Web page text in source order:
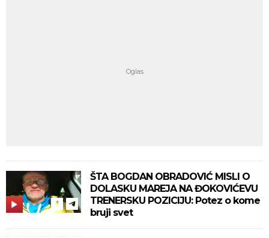
ŠTA BOGDAN OBRADOVIĆ MISLI O
DOLASKU MAREJA NA ĐOKOVIĆEVU
TRENERSKU POZICIJU: Potez o kome
bruji svet